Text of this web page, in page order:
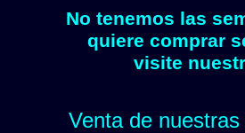
No tenemos las
quiere comprar
visite
Venta de